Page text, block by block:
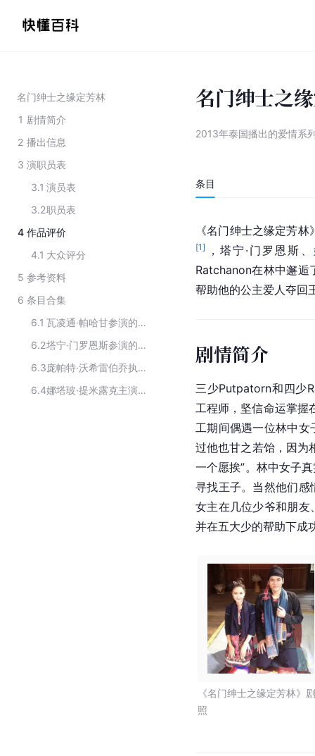
名门绅士之缘定芳林
1 剧情简介
2 播出信息
3 演职员表
3.1 演员表
3.2职员表
4 作品评价
4.1 大众评分
5 参考资料
6 条目合集
6.1
瓦凌通·帕哈甘参演的影视作品
6.2
塔宁·门罗恩斯参演的影视作品
6.3
庞帕特·沃希雷伯乔执导的作品
6.4
娜塔玻·提米露克主演的影视作品
名门绅士之
2013年泰国播出的爱情系
条目
《名门绅士之缘定芳
[1] ，塔宁·门罗恩斯、
Ratchanon在林中邂逅
帮助他的公主爱人夺回
剧情简介
三少Putpatorn和四少
工程师，坚信命运掌握
工期间偶遇一位林中
过他也甘之若饴，因
一个愿挨”。林中女子
寻找王子。当然他们感
女主在几位少爷和朋友
并在五大少的帮助下成
《名门绅士之缘定芳林》剧
照